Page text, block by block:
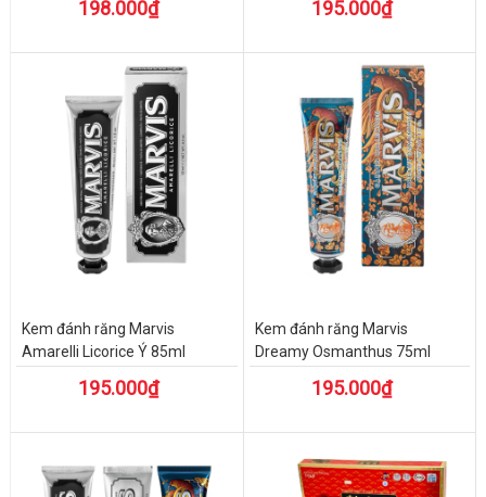
198.000₫ 195.000₫
Kem đánh răng Marvis
Amarelli Licorice Ý 85ml
195.000₫
Kem đánh răng Marvis
Dreamy Osmanthus 75ml
195.000₫